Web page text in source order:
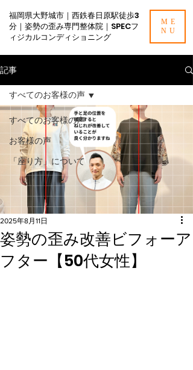
福岡県大野城市｜西鉄春日原駅徒歩3
分｜姿勢の歪み専門整体院｜SPECフ
ィジカルコンディショニング
ME
NU
記事
すべてのお客様の声
お客様の声
「座り方」について
すべてのお客様の声
姿勢の歪み改善ビフォーア
フター【50代女性】
2025年8月11日